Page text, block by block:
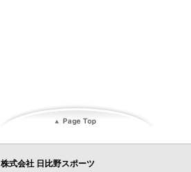
株式会社 日比野スポーツ